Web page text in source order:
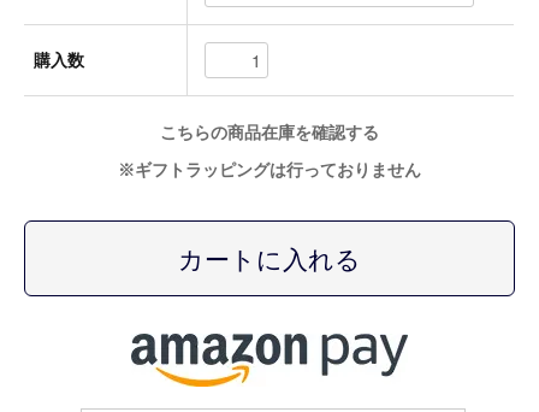
購入数
こちらの商品在庫を確認する
※ギフトラッピングは行っておりません
Sale